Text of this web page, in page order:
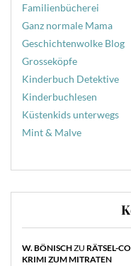
Familienbücherei
Ganz normale Mama
Geschichtenwolke Blog
Grosseköpfe
Kinderbuch Detektive
Kinderbuchlesen
Küstenkids unterwegs
Mint & Malve
W. BÖNISCHZU RÄTSEL-
KRIMI ZUM MITRATEN